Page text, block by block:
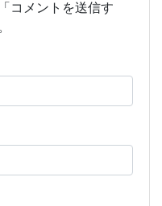
コメントを送信す